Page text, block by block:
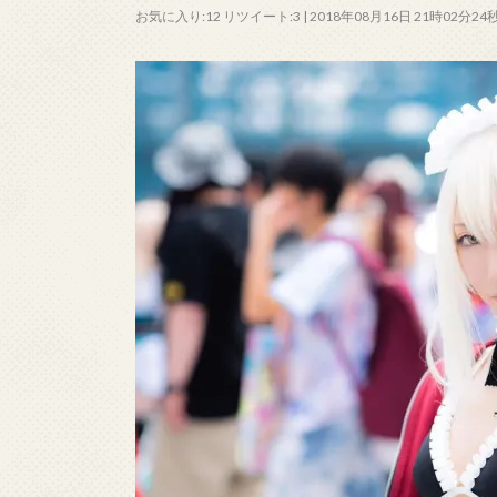
お気に入り:12 リツイート:3 | 2018年08月16日 21時02分24